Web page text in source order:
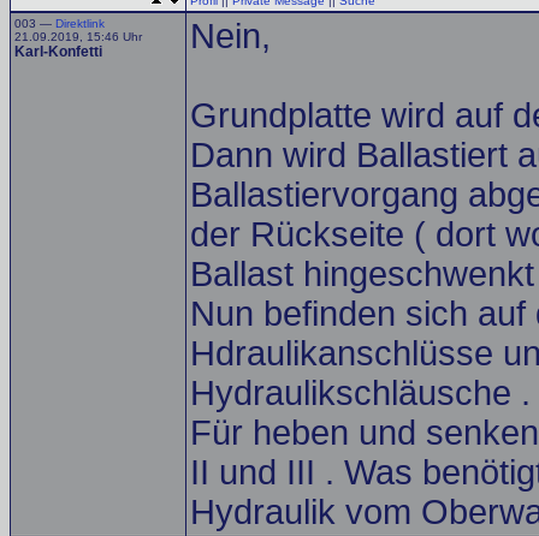
003 — Direktlink
21.09.2019, 15:46 Uhr
Karl-Konfetti Nein,
Grundplatte wird auf
Dann wird Ballastiert
Ballastiervorgang
der Rückseite ( dort
Ballast
Nun befinden sich
Hdraulikanschlüsse
Hydraulikschläusche .
Für heben und
II und III . Was
Hydraulik vom